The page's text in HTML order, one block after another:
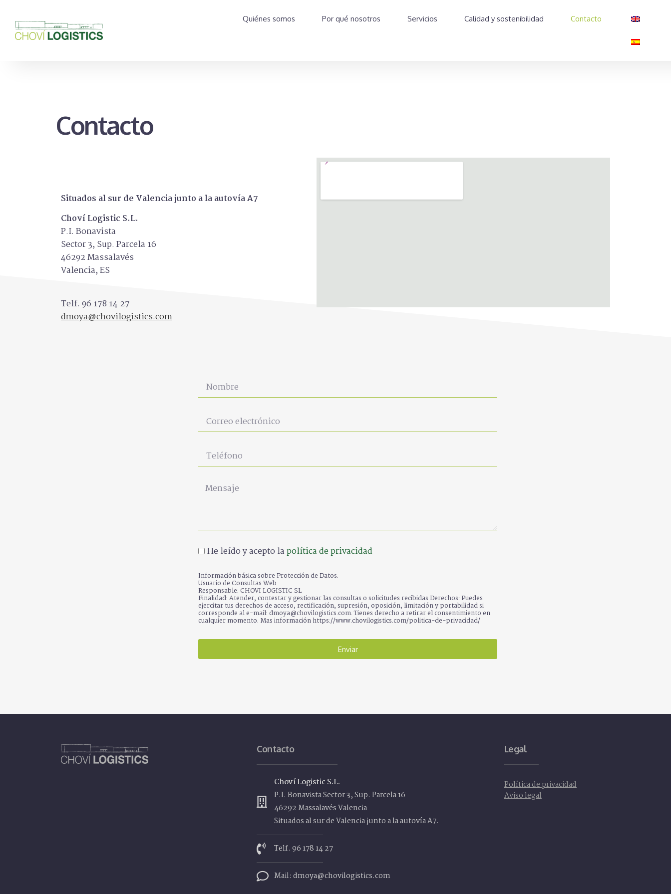
Quiénes somos Por qué nosotros Servicios Calidad y sostenibilidad Contacto
Contacto
Situados al sur de Valencia junto a la autovía A7
Choví Logistic S.L.
P.I. Bonavista
Sector 3, Sup. Parcela 16
46292 Massalavés
Valencia, ES
Telf. 96 178 14 27
dmoya@chovilogistics.com
He leído y acepto lapolítica de privacidad
Información básica sobre Protección de Datos.
Usuario de Consultas Web
Responsable: CHOVI LOGISTIC SL
Finalidad: Atender, contestar y gestionar las consultas o solicitudes recibidas Derechos: Puedes
ejercitar tus derechos de acceso, rectificación, supresión, oposición, limitación y portabilidad si
corresponde al e-mail: dmoya@chovilogistics.com. Tienes derecho a retirar el consentimiento en
cualquier momento. Mas información https://www.chovilogistics.com/politica-de-privacidad/
Enviar
Contacto
Choví Logistic S.L.
P.I. Bonavista Sector 3, Sup. Parcela 16
46292 Massalavés Valencia
Situados al sur de Valencia junto a la autovía A7.
Telf. 96 178 14 27
Mail: dmoya@chovilogistics.com
Legal
Política de privacidad
Aviso legal